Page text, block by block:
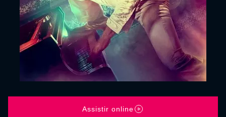
Assistir online